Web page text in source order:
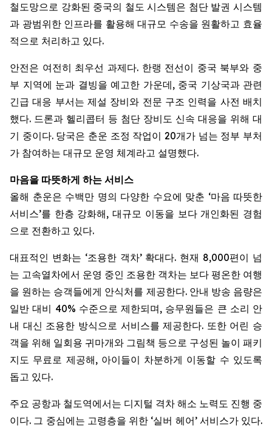
철도망으로 강화된 중국의 철도 시스템은 첨단 발권 시스템
과 광범위한 인프라를 활용해 대규모 수송을 원활하고 효율
적으로 처리하고 있다.
안전은 여전히 최우선 과제다. 한랭 전선이 중국 북부와 중
부 지역에 눈과 결빙을 예고한 가운데, 중국 기상국과 관련
긴급 대응 부서는 제설 장비와 전문 구조 인력을 사전 배치
했다. 드론과 헬리콥터 등 첨단 장비도 신속 대응을 위해 대
기 중이다. 당국은 춘운 조정 작업이 20개가 넘는 정부 부처
가 참여하는 대규모 운영 체계라고 설명했다.
마음을 따뜻하게 하는 서비스
올해 춘운은 수백만 명의 다양한 수요에 맞춘 ‘마음 따뜻한
서비스’를 한층 강화해, 대규모 이동을 보다 개인화된 경험
으로 전환하고 있다.
대표적인 변화는 ‘조용한 객차’ 확대다. 현재 8,000편이 넘
는 고속열차에서 운영 중인 조용한 객차는 보다 평온한 여행
을 원하는 승객들에게 안식처를 제공한다. 안내 방송 음량은
일반 대비 40% 수준으로 제한되며, 승무원들은 큰 소리 안
내 대신 조용한 방식으로 서비스를 제공한다. 또한 어린 승
객을 위해 일회용 귀마개와 그림책 등으로 구성된 놀이 패키
지도 무료로 제공해, 아이들이 차분하게 이동할 수 있도록
돕고 있다.
주요 공항과 철도역에서는 디지털 격차 해소 노력도 진행 중
이다. 그 중심에는 고령층을 위한 ‘실버 헤어’ 서비스가 있다.